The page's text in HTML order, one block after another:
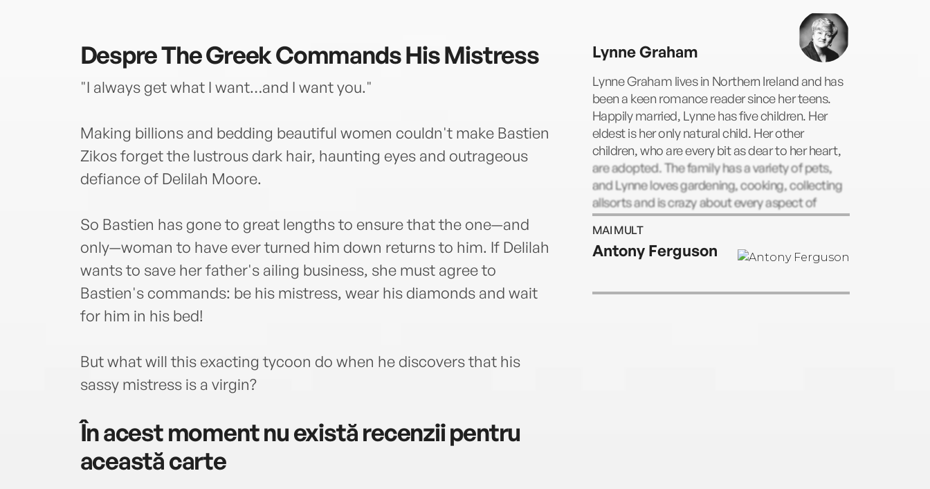
DespreThe Greek Commands His Mistress
"I always get what I want…and I want you."
Making billions and bedding beautiful women couldn't make Bastien
Zikos forget the lustrous dark hair, haunting eyes and outrageous
defiance of Delilah Moore.
So Bastien has gone to great lengths to ensure that the one—and
only—woman to have ever turned him down returns to him. If Delilah
wants to save her father's ailing business, she must agree to
Bastien's commands: be his mistress, wear his diamonds and wait
for him in his bed!
But what will this exacting tycoon do when he discovers that his
sassy mistress is a virgin?
În acest moment nu există recenzii pentru
această carte
Lynne Graham
Lynne Graham lives in Northern Ireland and has
been a keen romance reader since her teens.
Happily married, Lynne has five children. Her
eldest is her only natural child. Her other
children, who are every bit as dear to her heart,
are adopted. The family has a variety of pets,
and Lynne loves gardening, cooking, collecting
allsorts and is crazy about every aspect of
Christmas.
MAI MULT
Antony Ferguson